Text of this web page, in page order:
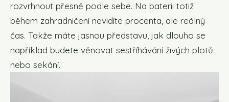
rozvrhnout přesně podle sebe. Na baterii totiž
během zahradničení nevidíte procenta, ale reálný
čas. Takže máte jasnou představu, jak dlouho se
například budete věnovat sestříhávání živých plotů
nebo sekání.